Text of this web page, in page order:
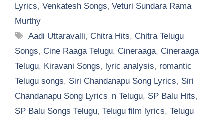
Lyrics, Venkatesh Songs, Veturi Sundara Rama
Murthy
Tags
Aadi Uttaravalli, Chitra Hits, Chitra Telugu
Songs, Cine Raaga Telugu, Cineraaga, Cineraaga
Telugu, Kiravani Songs, lyric analysis, romantic
Telugu songs, Siri Chandanapu Song Lyrics, Siri
Chandanapu Song Lyrics in Telugu, SP Balu Hits,
SP Balu Songs Telugu, Telugu film lyrics, Telugu